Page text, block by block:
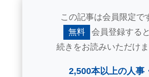
この記事は会員限定で
無料
会員登録すると
続きをお読みいただけま
2,500本以上の人事